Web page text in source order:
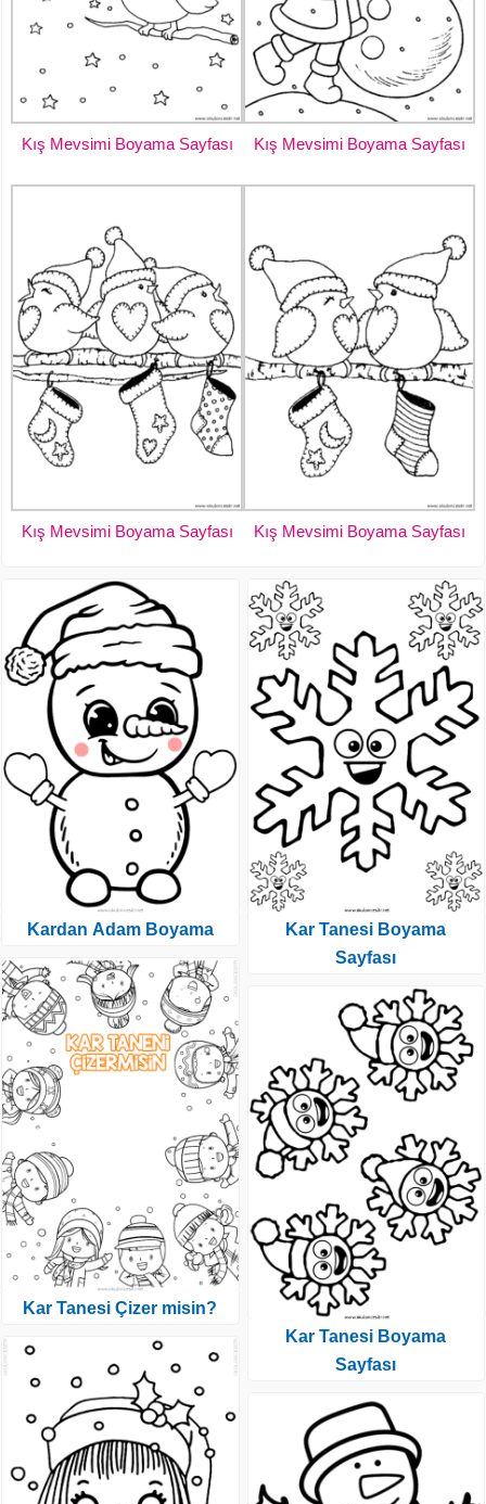
Kış Mevsimi Boyama Sayfası Kış Mevsimi Boyama Sayfası
Kış Mevsimi Boyama Sayfası Kış Mevsimi Boyama Sayfası
Kardan Adam Boyama
Kar Tanesi Çizer misin?
Kar Tanesi Boyama
Sayfası
Kar Tanesi Boyama
Sayfası